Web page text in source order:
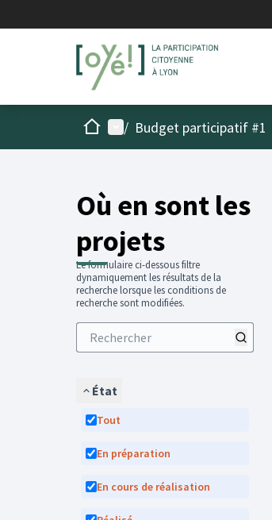
AccueilMenu principal
/ Budget participatif #1
Où en sont les
projets
Le formulaire ci-dessous filtre
dynamiquement les résultats de la
recherche lorsque les conditions de
recherche sont modifiées.
État
Tout
En préparation
En cours de réalisation